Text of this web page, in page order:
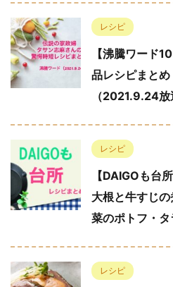
レシピ
【沸騰ワード
品レシピまと
（2021.9.24放
レシピ
【DAIGOも台
大根と牛すじ
菜のポトフ・
レシピ